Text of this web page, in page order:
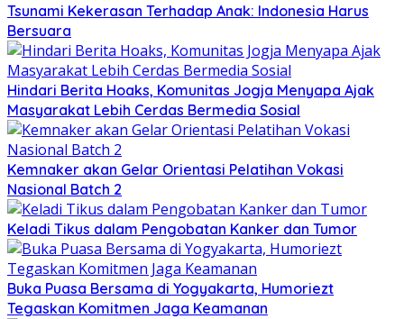
Tsunami Kekerasan Terhadap Anak: Indonesia Harus
Bersuara
Hindari Berita Hoaks, Komunitas Jogja Menyapa Ajak
Masyarakat Lebih Cerdas Bermedia Sosial
Kemnaker akan Gelar Orientasi Pelatihan Vokasi
Nasional Batch 2
Keladi Tikus dalam Pengobatan Kanker dan Tumor
Buka Puasa Bersama di Yogyakarta, Humoriezt
Tegaskan Komitmen Jaga Keamanan